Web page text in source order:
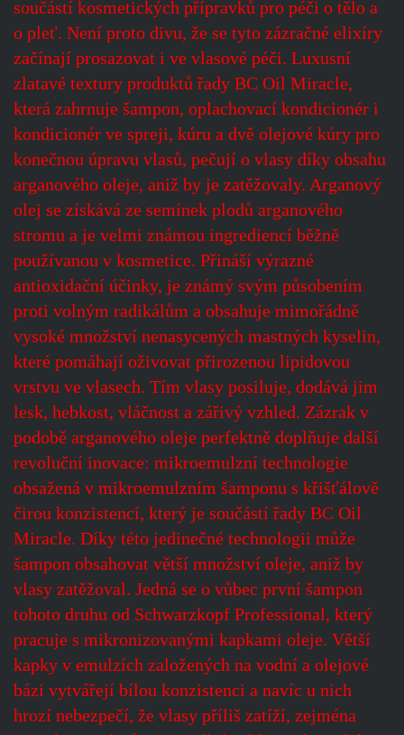
součástí kosmetických přípravků pro péči o tělo a
o pleť. Není proto divu, že se tyto zázračné elixíry
začínají prosazovat i ve vlasové péči. Luxusní
zlatavé textury produktů řady BC Oil Miracle,
která zahrnuje šampon, oplachovací kondicionér i
kondicionér ve spreji, kúru a dvě olejové kúry pro
konečnou úpravu vlasů, pečují o vlasy díky obsahu
arganového oleje, aniž by je zatěžovaly. Arganový
olej se získává ze semínek plodů arganového
stromu a je velmi známou ingrediencí běžně
používanou v kosmetice. Přináší výrazné
antioxidační účinky, je známý svým působením
proti volným radikálům a obsahuje mimořádně
vysoké množství nenasycených mastných kyselin,
které pomáhají oživovat přirozenou lipidovou
vrstvu ve vlasech. Tím vlasy posiluje, dodává jim
lesk, hebkost, vláčnost a zářivý vzhled. Zázrak v
podobě arganového oleje perfektně doplňuje další
revoluční inovace: mikroemulzní technologie
obsažená v mikroemulzním šamponu s křišťálově
čirou konzistencí, který je součástí řady BC Oil
Miracle. Díky této jedinečné technologii může
šampon obsahovat větší množství oleje, aniž by
vlasy zatěžoval. Jedná se o vůbec první šampon
tohoto druhu od Schwarzkopf Professional, který
pracuje s mikronizovanými kapkami oleje. Větší
kapky v emulzích založených na vodní a olejové
bázi vytvářejí bílou konzistenci a navíc u nich
hrozí nebezpečí, že vlasy příliš zatíží, zejména